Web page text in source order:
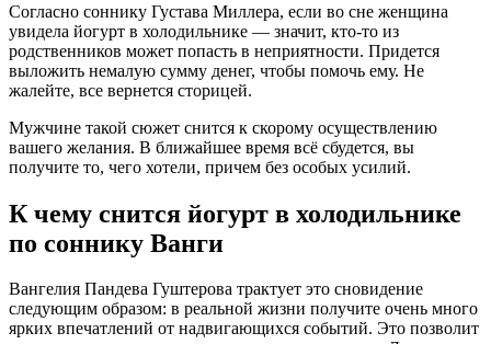
Согласно соннику Густава Миллера, если во сне женщина
увидела йогурт в холодильнике — значит, кто-то из
родственников может попасть в неприятности. Придется
выложить немалую сумму денег, чтобы помочь ему. Не
жалейте, все вернется сторицей.
Мужчине такой сюжет снится к скорому осуществлению
вашего желания. В ближайшее время всё сбудется, вы
получите то, чего хотели, причем без особых усилий.
К чему снится йогурт в холодильнике
по соннику Ванги
Вангелия Пaндева Гуштерова трактует это сновидение
следующим образом: в реальной жизни получите очень много
ярких впечатлений от надвигающихся событий. Это позволит